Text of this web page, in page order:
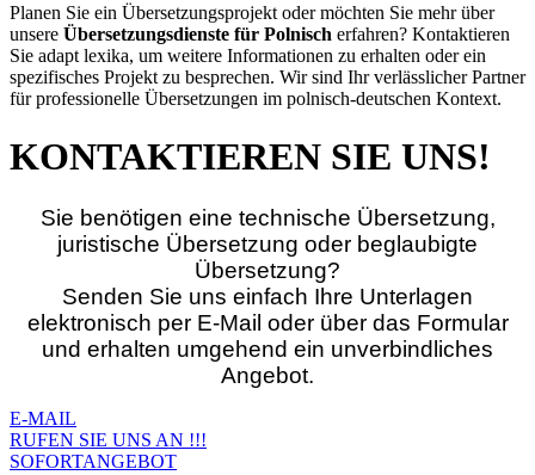
Planen Sie ein Übersetzungsprojekt oder möchten Sie mehr über
unsere Übersetzungsdienste für Polnisch erfahren? Kontaktieren
Sie adapt lexika, um weitere Informationen zu erhalten oder ein
spezifisches Projekt zu besprechen. Wir sind Ihr verlässlicher Partner
für professionelle Übersetzungen im polnisch-deutschen Kontext.
KONTAKTIEREN SIE UNS!
Sie benötigen eine technische Übersetzung,
juristische Übersetzung oder beglaubigte
Übersetzung?
Senden Sie uns einfach Ihre Unterlagen
elektronisch per E‑Mail oder über das Formular
und erhalten umgehend ein unverbindliches
Angebot.
E-MAIL
RUFEN SIE UNS AN !!!
SOFORTANGEBOT